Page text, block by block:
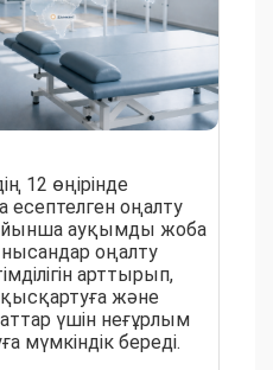
12 өңірінде
оңалту
ауқымды жоба
оңалту
арттырып,
және
үшін неғұрлым
мүмкіндік береді.